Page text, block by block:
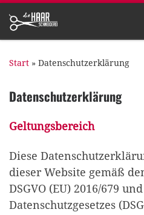
Zum Inhalt springen
Start » Datenschutzerklärung
Datenschutzerklärung
Geltungsbereich
Diese
dieser Website gemäß
DSGVO (EU) 2016/679
Datenschutzgesetzes